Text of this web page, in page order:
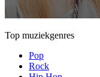
Top muziekgenres
Pop
Rock